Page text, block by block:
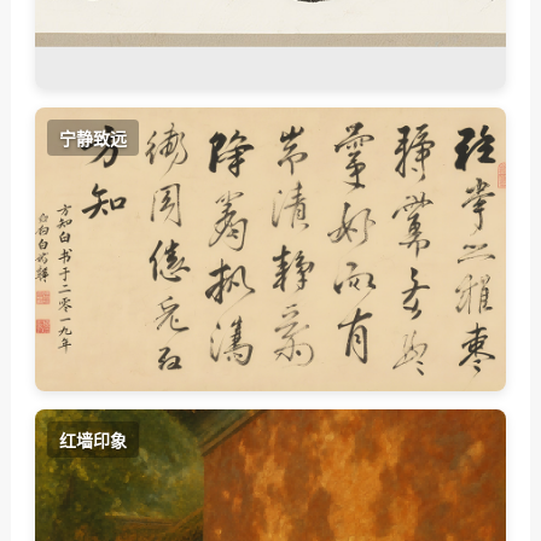
宁静致远
红墙印象